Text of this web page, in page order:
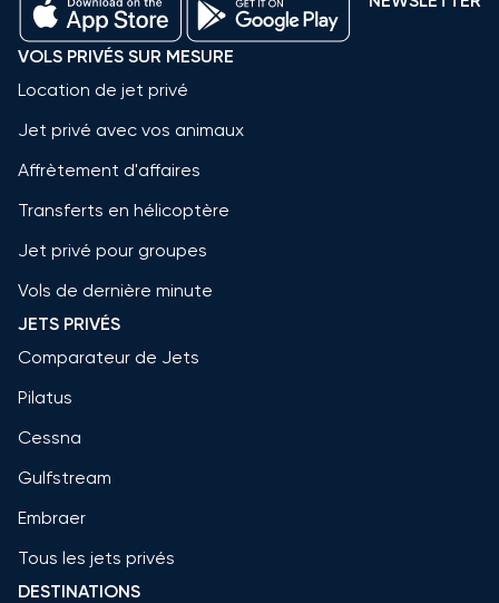
VOLS PRIVÉS SUR MESURE
Location de jet privé
Jet privé avec vos animaux
Affrètement d'affaires
Transferts en hélicoptère
Jet privé pour groupes
Vols de dernière minute
JETS PRIVÉS
Comparateur de Jets
Pilatus
Cessna
Gulfstream
Embraer
Tous les jets privés
DESTINATIONS